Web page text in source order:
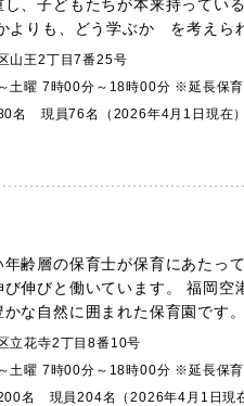
、子どもたちが本来持ってい
よりも、どう学ぶか を考えら
山王2丁目7番25号
土曜 7時00分～18時00分 ※延長保育
名 現員76名（2026年4月1日現在）
年齢層の保育士が保育にあたっ
伸びと働いています。 福岡空
かな自然に囲まれた保育園です
立花寺2丁目8番10号
土曜 7時00分～18時00分 ※延長保育
名 現員204名（2026年4月1日現